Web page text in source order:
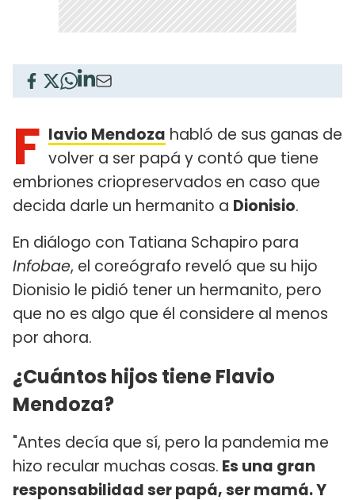
F lavio Mendoza habló de sus ganas de
volver a ser papá y contó que tiene
embriones criopreservados en caso que
decida darle un hermanito a Dionisio.
En diálogo con Tatiana Schapiro para
Infobae, el coreógrafo reveló que su hijo
Dionisio le pidió tener un hermanito, pero
que no es algo que él considere al menos
por ahora.
¿Cuántos hijos tiene Flavio
Mendoza?
"Antes decía que sí, pero la pandemia me
hizo recular muchas cosas. Es una gran
responsabilidad ser papá, ser mamá. Y